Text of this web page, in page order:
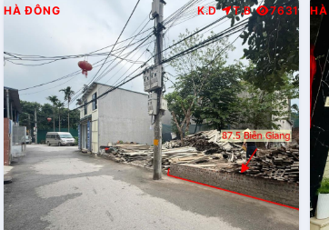
HÀ ĐÔNG K.D T.B 7631